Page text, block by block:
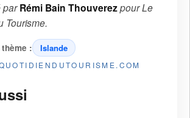
parRémi Bain ThouverezpourLe
Tourisme.
: Islande